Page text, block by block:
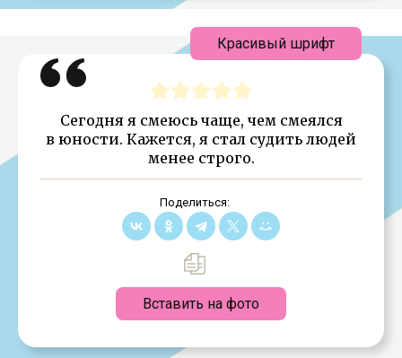
Сегодня я смеюсь чаще, чем смеялся
в юности. Кажется, я стал судить людей
менее строго.
Поделиться:
Вставить на фото
Красивый шрифт